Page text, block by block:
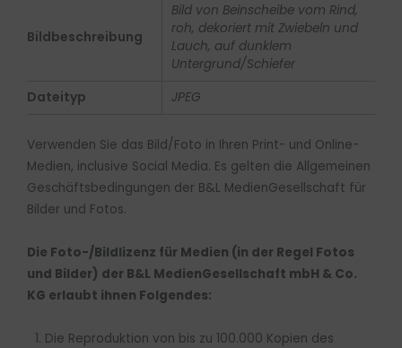
Bildbeschreibung
Bild von Beinscheibe vom Rind,
roh, dekoriert mit Zwiebeln und
Lauch, auf dunklem
Untergrund/Schiefer
Dateityp JPEG
Verwenden Sie das Bild/Foto in Ihren Print- und Online-
Medien, inclusive Social Media. Es gelten die Allgemeinen
Geschäftsbedingungen der B&L MedienGesellschaft für
Bilder und Fotos.
Die Foto-/Bildlizenz für Medien (in der Regel Fotos
und Bilder) der B&L MedienGesellschaft mbH & Co.
KG erlaubt ihnen Folgendes:
Die Reproduktion von bis zu 100.000 Kopien des